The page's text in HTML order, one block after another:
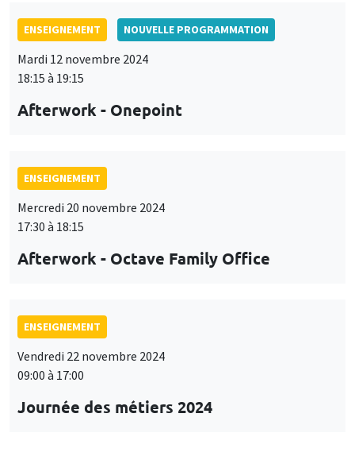
ENSEIGNEMENT NOUVELLE PROGRAMMATION
Mardi 12 novembre 2024
18:15 à 19:15
Afterwork - Onepoint
ENSEIGNEMENT
Mercredi 20 novembre 2024
17:30 à 18:15
Afterwork - Octave Family Office
ENSEIGNEMENT
Vendredi 22 novembre 2024
09:00 à 17:00
Journée des métiers 2024